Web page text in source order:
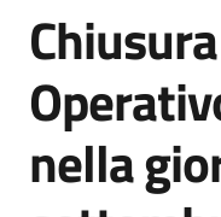
Servizi
Vivere
Russi
Salta al contenuto
nella